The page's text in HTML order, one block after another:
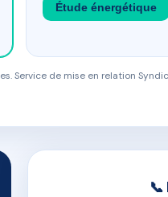
Étude énergétique
Service de mise en relation